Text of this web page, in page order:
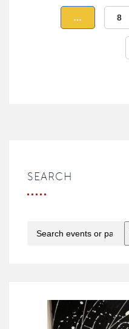
… 8
SEARCH